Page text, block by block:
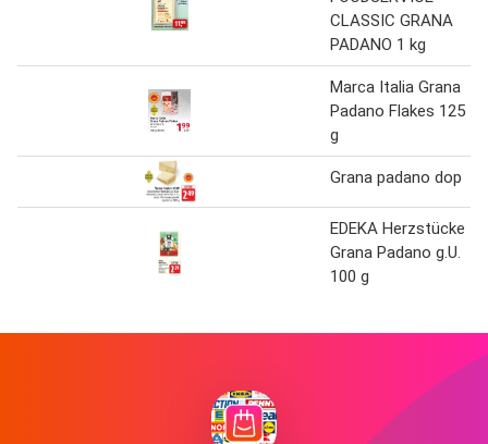
CLASSIC GRANA
PADANO 1 kg
Marca Italia Grana
Padano Flakes 125
g
Grana padano dop
EDEKA Herzstücke
Grana Padano g.U.
100 g